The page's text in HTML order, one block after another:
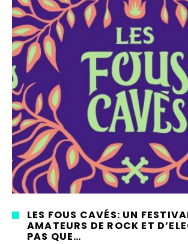
LES FOUS CAVÉS: UN
AMATEURS DE ROCK ET
PAS QUE…